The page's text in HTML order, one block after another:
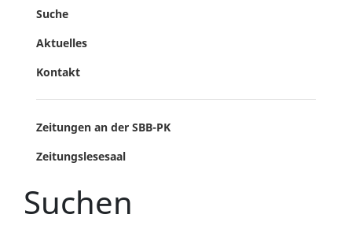
Suche
Aktuelles
Kontakt
Zeitungen an der SBB-PK
Zeitungslesesaal
Suchen